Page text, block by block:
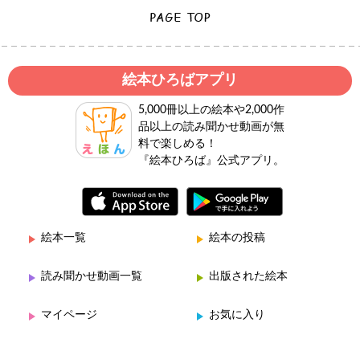
絵本ひろばアプリ
5,000冊以上の絵本や2,000作
品以上の読み聞かせ動画が無
料で楽しめる！
『絵本ひろば』公式アプリ。
絵本一覧 絵本の投稿
読み聞かせ動画一覧 出版された絵本
マイページ お気に入り